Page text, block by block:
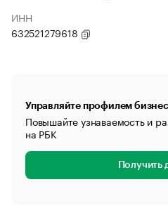
ИНН
632521279618
Управляйте профилем
Повышайте узнаваемость и
на РБК
Получить